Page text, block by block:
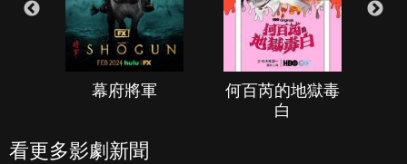
幕府將軍
何百芮的地獄毒
白
看更多影劇新聞